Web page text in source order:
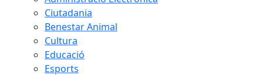
Ciutadania
Benestar Animal
Cultura
Educació
Esports